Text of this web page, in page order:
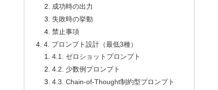
成功時の出力
失敗時の挙動
禁止事項
4. プロンプト設計（最低3種）
4.1. ゼロショットプロンプト
4.2. 少数例プロンプト
4.3. Chain-of-Thought制約型プロンプト